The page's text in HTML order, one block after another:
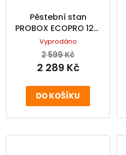
Pěstební stan
PROBOX ECOPRO 120,
120x120x200cm
Vyprodáno
DO KOŠÍKU
2 289 Kč
2 599 Kč